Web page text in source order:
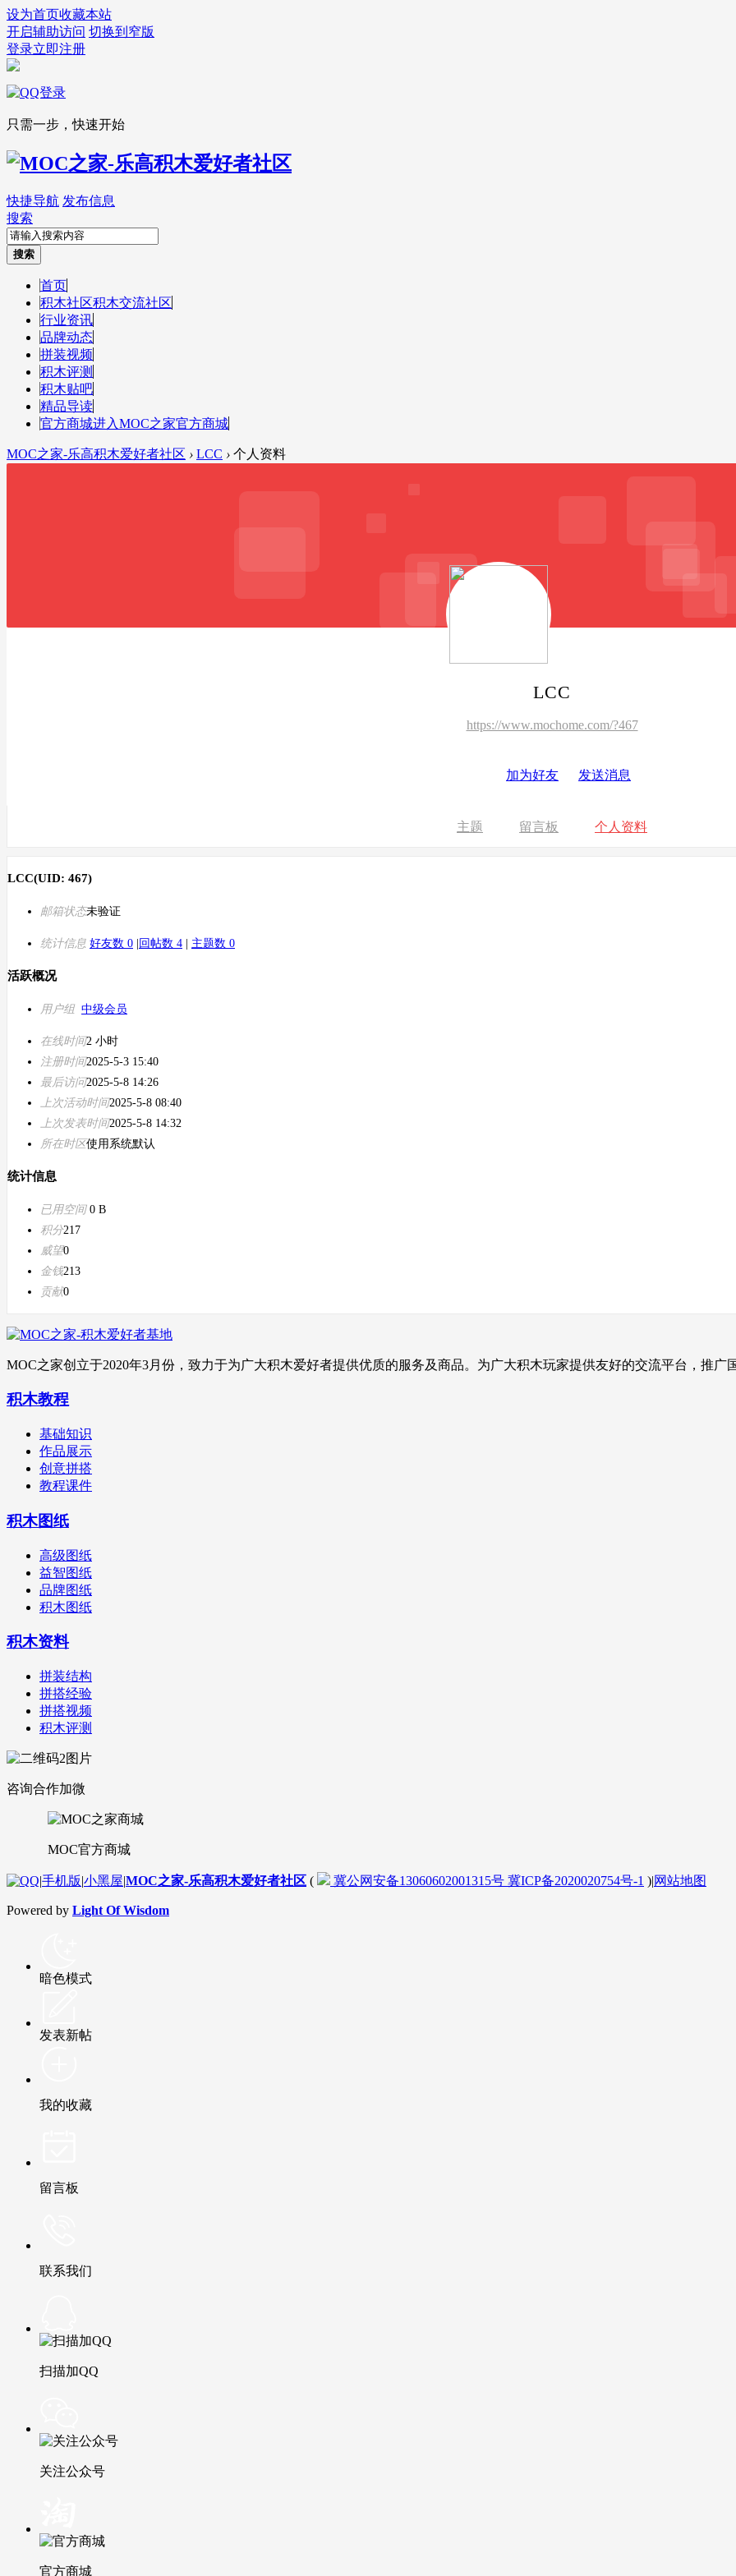
设为首页收藏本站
开启辅助访问 切换到窄版
登录立即注册
只需一步，快速开始
快捷导航 发布信息
搜索
搜索
首页
积木社区积木交流社区
行业资讯
品牌动态
拼装视频
积木评测
积木贴吧
精品导读
官方商城进入MOC之家官方商城
MOC之家-乐高积木爱好者社区 › LCC › 个人资料
LCC
https://www.mochome.com/?467
加为好友 发送消息
主题 留言板 个人资料
LCC(UID: 467)
邮箱状态未验证
统计信息 好友数 0 回帖数 4 主题数 0
活跃概况
用户组 中级会员
在线时间2 小时
注册时间2025-5-3 15:40
最后访问2025-5-8 14:26
上次活动时间2025-5-8 08:40
上次发表时间2025-5-8 14:32
所在时区使用系统默认
统计信息
已用空间0 B
积分217
威望0
金钱213
贡献0
MOC之家创立于2020年3月份，致力于为广大积木爱好者提供优质的服务及商品。为广大积木玩家提供友好的交流平台，推广
积木教程
基础知识
作品展示
创意拼搭
教程课件
积木图纸
高级图纸
益智图纸
品牌图纸
积木图纸
积木资料
拼装结构
拼搭经验
拼搭视频
积木评测
咨询合作加微
MOC官方商城
|手机版|小黑屋|MOC之家-乐高积木爱好者社区 ( 冀公网安备13060602001315号 冀ICP备2020020754号-1 )|网站地图
Powered by Light Of Wisdom
暗色模式
发表新帖
我的收藏
留言板
联系我们
扫描加QQ
关注公众号
官方商城